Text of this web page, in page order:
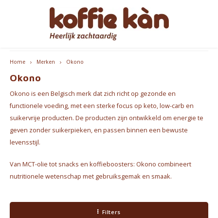
Hoofdmenu / koffie
Koffie - Bonen & Gemalen
Koffiepads en -cups
Koffie accessoires
Hoofdmenu / thee
Thee
Chai
Thee Accessoires
Hoofdmenu / bekers
Take Away Bekers
Koffie- en theekopjes
Hoofdmenu / accessoires
Koffiezetapparaten
Jura Onderhoudsproducten
Home Barista Tools
Koffiemolens
Thermosflessen
Hoofdmenu / cadeautips
Voor HAAR
voor HEM
Geschenkpakketten
Everything Pink
Hoofdmenu
English
Français
gratis levering vanaf 60€ - B/NL
Home Merken Okono
Okono
Okono is een Belgisch merk dat zich richt op gezonde en
functionele voeding, met een sterke focus op keto, low-carb en
suikervrije producten. De producten zijn ontwikkeld om energie te
geven zonder suikerpieken, en passen binnen een bewuste
levensstijl.
Van MCT-olie tot snacks en koffieboosters: Okono combineert
nutritionele wetenschap met gebruiksgemak en smaak.
Filters